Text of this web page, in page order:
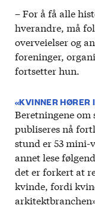
– For å få alle
hverandre, må
overveielser og
foreninger,
fortsetter hun.
«KVINNER HØRER
Beretningene om
publiseres nå
stund er 53
annet lese
det er forkert at
kvinde, fordi